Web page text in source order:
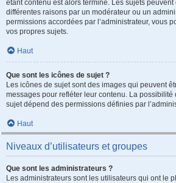
étant contenu est alors terminé. Les sujets
différentes raisons par un modérateur ou un
permissions accordées par l’administrateur, vous
vos propres sujets.
Haut
Que sont les icônes de sujet ?
Les icônes de sujet sont des images qui peuvent
messages pour refléter leur contenu. La possibilité
sujet dépend des permissions définies par
Haut
Niveaux d’utilisateurs et groupes
Que sont les administrateurs ?
Les administrateurs sont les utilisateurs qui ont le